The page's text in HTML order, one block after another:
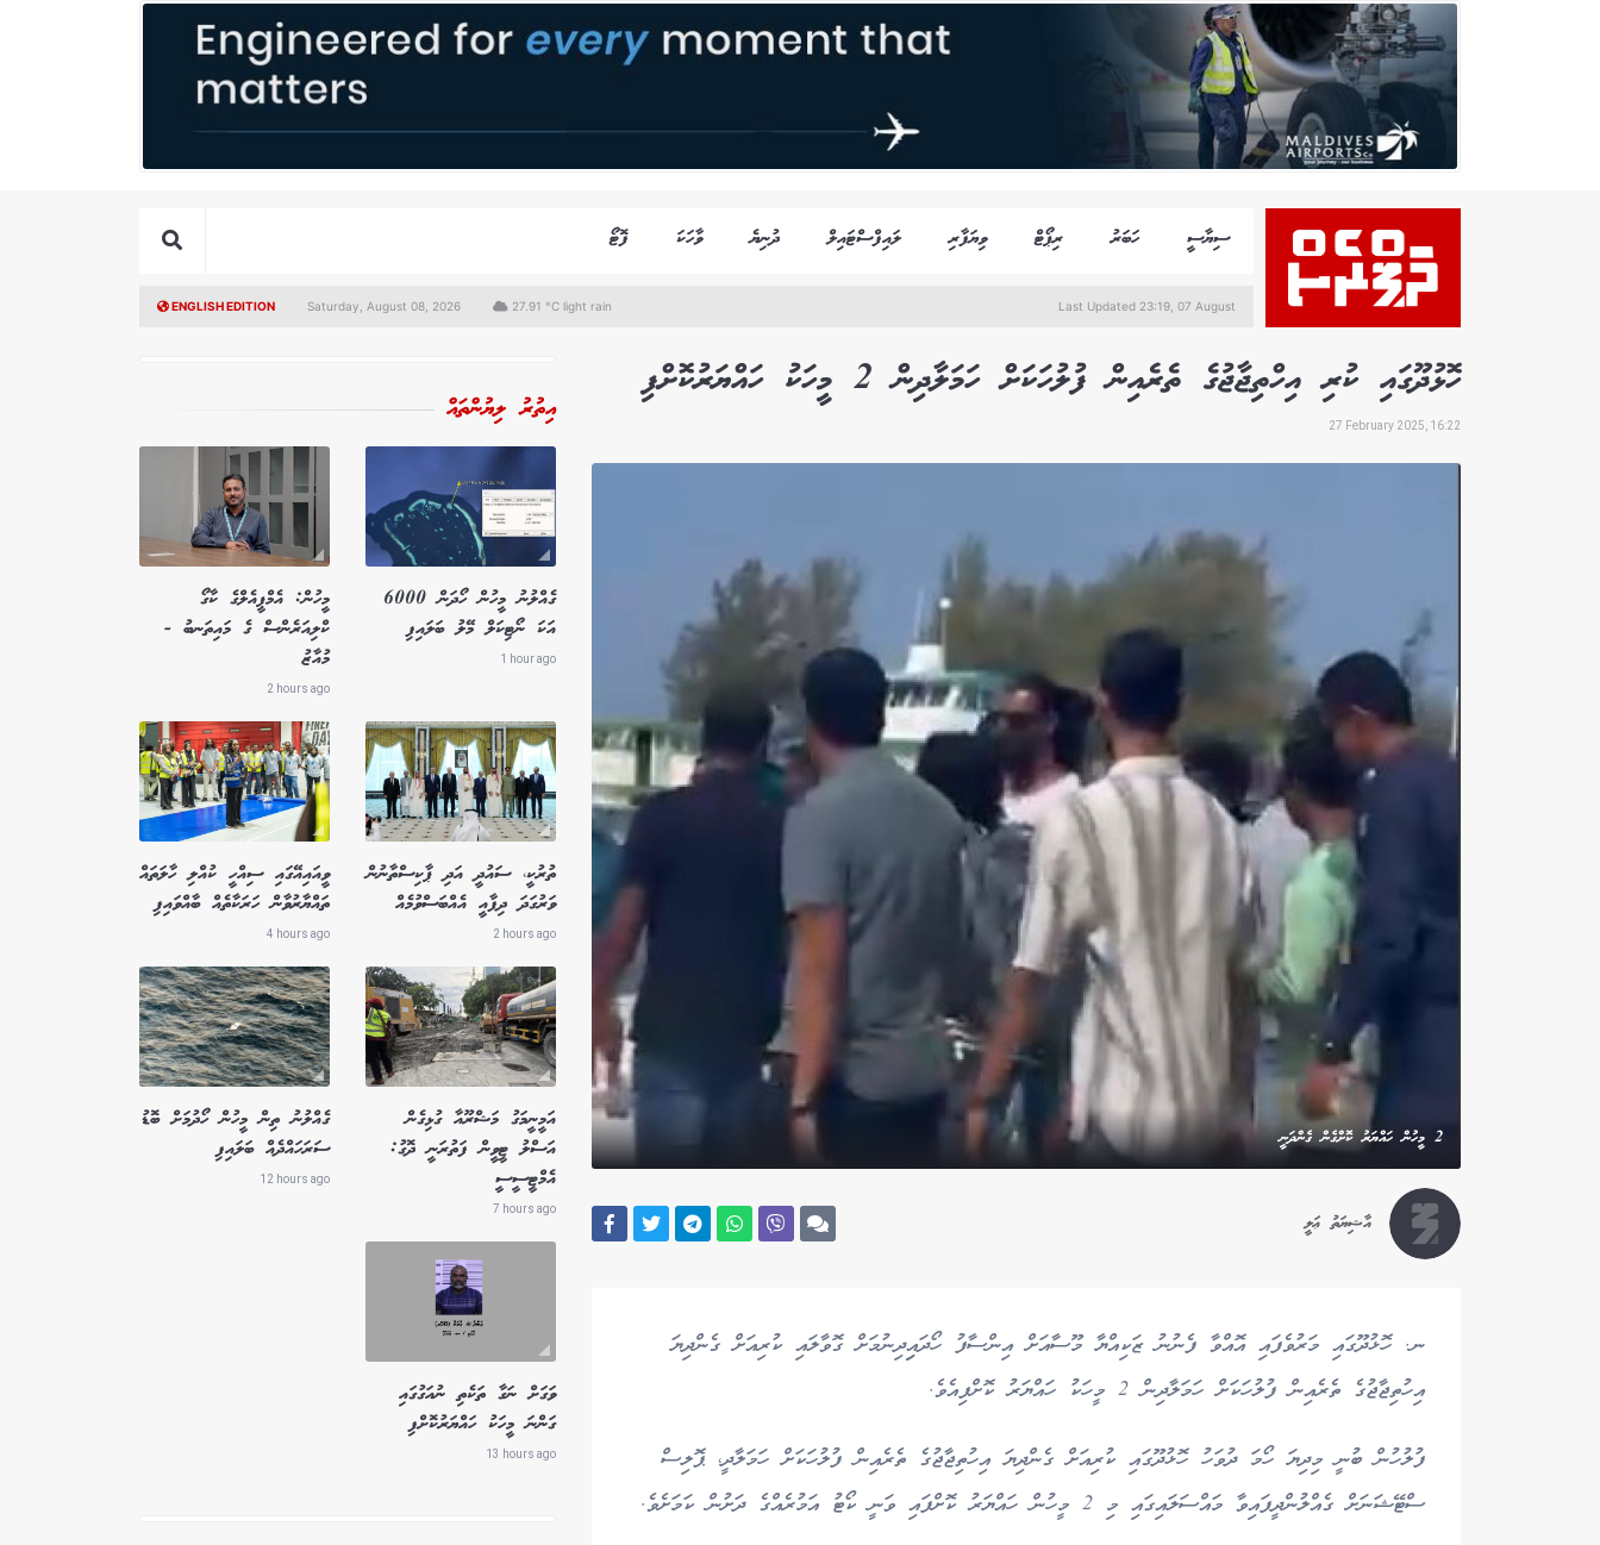
ސިޔާސީ ހަބަރު ރިޕޯޓް ވިޔަފާރި ލައިފްސްޓައިލް ދުނިޔެ ވާހަކަ ފޮޓޯ
ENGLISH EDITION Saturday, August 08, 2026 27.91 °C light rain Last Updated 23:19, 07 August
ހޮޅުދޫގައި ކުރި އިހްތިޖާޖުގެ ތެރެއިން ފުލުހަކަށް ހަމަލާދިން 2 މީހަކު ހައްޔަރުކޮށްފި
27 February 2025, 16:22
2 މީހުން ހައްޔަރު ކޮށްގެން ގެންދަނީ
އާޝިޔަތު ޢަލީ
ނ. ހޮޅުދޫގައި މަރުވެފައި އޮއްވާ ފެނުނު ޒަކިއްޔާ މޫސާއަށް އިންސާފު ހޯދައިިދިނުމަށް ގޮވާލައި ކުރިއަށް ގެންދިޔަ
އިހުތިޖާޖުގެ ތެރެއިން ފުލުހަކަށް ހަމަލާދިން 2 މީހަކު ހައްޔަރު ކޮށްފިއެވެ.
ފުލުހުން ބުނީ މިދިޔަ ހޯމަ ދުވަހު ހޮޅުދޫގައި ކުރިއަށް ގެންދިޔަ އިހުތިޖާޖުގެ ތެރެއިން ފުލުހަކަށް ހަމަލާދީ، ޕޮލިސް
ސްޓޭޝަނަށް ގެއްލުންދީފައިވާ މައްސަލައިގައި މި 2 މީހުން ހައްޔަރު ކޮށްފައި ވަނީ ކޯޓު އަމުރެއްގެ ދަށުން ކަމަށެވެ.
އިތުރު ލިޔުންތައް
ގެއްލުނު މީހުން ހޯދަން 6000
އަކަ ނޯޓިކަލް މޭލު ބަލައިފި
1 hour ago
މީހުން: އެމްޕީއެލްގެ ކާގޯ
ކްލިއަރެންސް ގެ މައިތަނބު -
މުއާޒު
2 hours ago
ތުރުކީ، ސައުދީ އަދި ޕާކިސްތާނުން
ވަރުގަދަ ދިފާއީ އެއްބަސްވުމެއް
2 hours ago
ވީއައިއޭގައި ސިއްހީ ކުއްލި ހާލަތައް
ތައްޔާރުވާން ހަރަކާތެއް ބާއްވައިފި
4 hours ago
އަމީނީމަގު މަޝްރޫއާ ގުޅިގެން
އަސްލު ޓީވީން ފަތުރަނީ ދޮގު:
އެމްޓީސީސީ
7 hours ago
ގެއްލުނު ތިން މީހުން ހޯދުމަށް ބޮޑު
ސަރަހައްދެއް ބަލައިފި
12 hours ago
ވަގަށް ނަގާ ތަކެތި ނުއަގުގައި
ގަންނަ މީހަކު ހައްޔަރުކޮށްފި
13 hours ago